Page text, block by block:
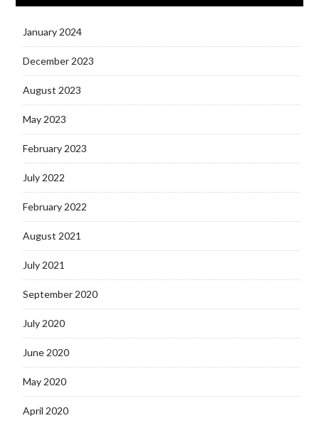
January 2024
December 2023
August 2023
May 2023
February 2023
July 2022
February 2022
August 2021
July 2021
September 2020
July 2020
June 2020
May 2020
April 2020